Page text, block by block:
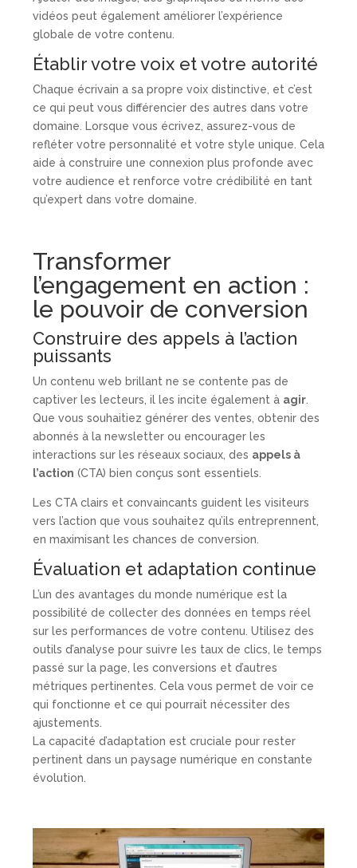
vidéos peut également améliorer l’expérience
globale de votre contenu.
Établir votre voix et votre autorité
Chaque écrivain a sa propre voix distinctive, et c’est
ce qui peut vous différencier des autres dans votre
domaine. Lorsque vous écrivez, assurez-vous de
refléter votre personnalité et votre style unique. Cela
aide à construire une connexion plus profonde avec
votre audience et renforce votre crédibilité en tant
qu’expert dans votre domaine.
Transformer
l’engagement en action :
le pouvoir de conversion
Construire des appels à l’action
puissants
Un contenu web brillant ne se contente pas de
captiver les lecteurs, il les incite également à agir.
Que vous souhaitiez générer des ventes, obtenir des
abonnés à la newsletter ou encourager les
interactions sur les réseaux sociaux, des appels à
l’action (CTA) bien conçus sont essentiels.
Les CTA clairs et convaincants guident les visiteurs
vers l’action que vous souhaitez qu’ils entreprennent,
en maximisant les chances de conversion.
Évaluation et adaptation continue
L’un des avantages du monde numérique est la
possibilité de collecter des données en temps réel
sur les performances de votre contenu. Utilisez des
outils d’analyse pour suivre les taux de clics, le temps
passé sur la page, les conversions et d’autres
métriques pertinentes. Cela vous permet de voir ce
qui fonctionne et ce qui pourrait nécessiter des
ajustements.
La capacité d’adaptation est cruciale pour rester
pertinent dans un paysage numérique en constante
évolution.